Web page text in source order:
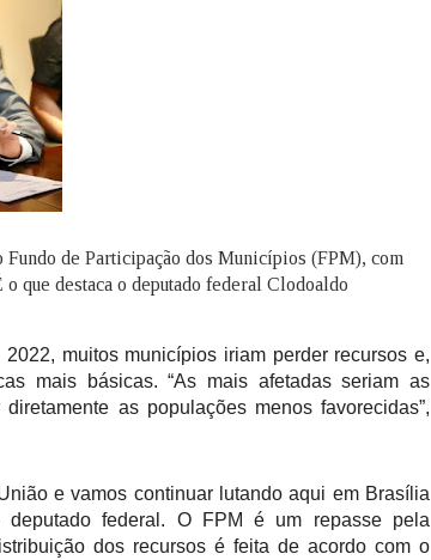
de Participação dos Municípios (FPM), com
que destaca o deputado federal Clodoaldo
muitos municípios iriam perder recursos e,
mais básicas. “As mais afetadas seriam as
as populações menos favorecidas”,
e vamos continuar lutando aqui em Brasília
federal. O FPM é um repasse pela
dos recursos é feita de acordo com o